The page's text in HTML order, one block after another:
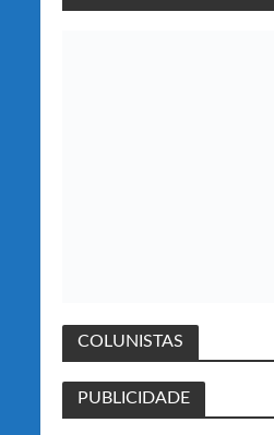
COLUNISTAS
PUBLICIDADE